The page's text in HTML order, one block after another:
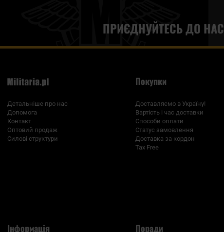
ПРИЄДНУЙТЕСЬ ДО НАС
Детальніше про нас
Допомога
Контакт
Оптовий продаж
Силові структури
Покупки
Доставляємо в Україну!
Вартість і час доставки
Способи оплати
Статус замовлення
Доставка за кордон
Tax Free
Інформація Поради